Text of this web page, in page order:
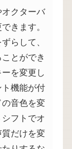
クターバ
きます。
らして、
とができ
を変更し
機能が付
音色を変
フトでオ
だけを変